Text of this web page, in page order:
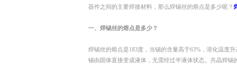
器件之间的主要焊接材料，那么焊锡丝的熔点是多少呢？
一、焊锡丝的熔点是多少？
焊锡丝的熔点是183度，当锡的含量高于63%，溶化温度
锡由固体直接变成液体，无需经过半液体状态。共晶焊